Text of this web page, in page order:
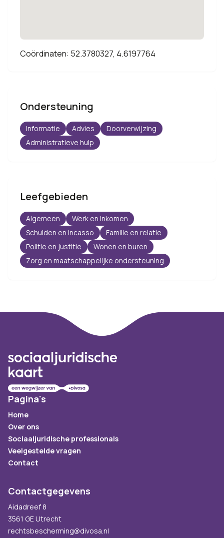
Coördinaten: 52.3780327, 4.6197764
Ondersteuning
Informatie Advies
Doorverwijzing
Administratieve hulp
Leefgebieden
Algemeen
Werk en inkomen
Schulden en incasso
Familie en relatie
Politie en justitie
Wonen en buren
Zorg en maatschappelijke ondersteuning
Pagina's
Home
Over ons
Sociaaljuridische professionals
Veelgestelde vragen
Contact
Contactgegevens
Aidadreef 8
3561 GE Utrecht
rechtsbescherming@divosa.nl